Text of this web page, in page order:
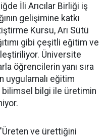
İli Arıcılar Birliği iş
gelişimine katkı
Kursu, Arı Sütü
gibi çeşitli eğitim ve
Üniversite
öğrencilerin yanı sıra
uygulamalı eğitim
bilimsel bilgi ile üretimin
ve ürettiğini